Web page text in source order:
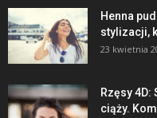
Henna
stylizacji,
23 kwietnia
Rzęsy
ciąży.